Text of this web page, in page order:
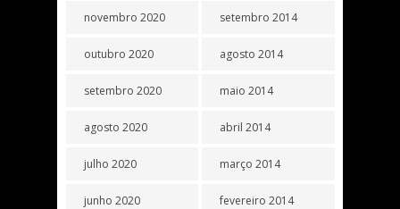
novembro 2020
outubro 2020
setembro 2020
agosto 2020
julho 2020
junho 2020
setembro 2014
agosto 2014
maio 2014
abril 2014
março 2014
fevereiro 2014